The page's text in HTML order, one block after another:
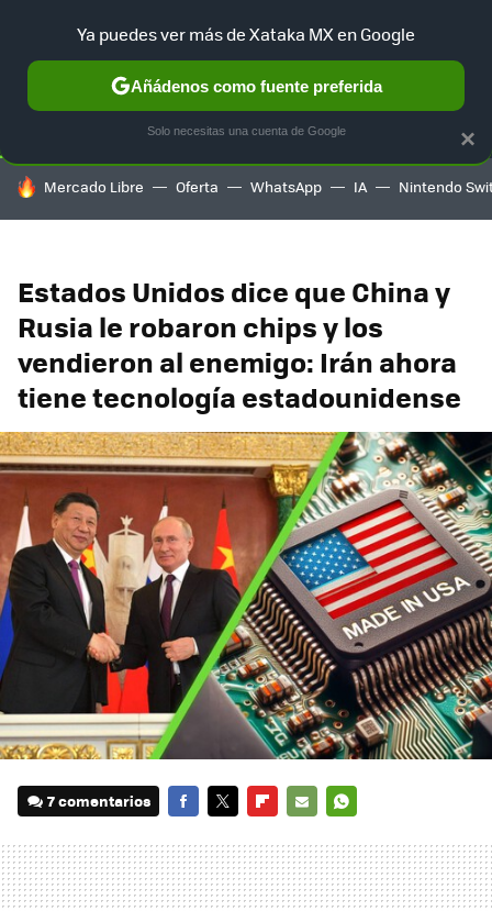
SELECCIÓN GAMING HOME AUTO TERRITORIO
HOY SE HABLA DE
Mercado Libre Oferta WhatsApp IA Nintendo
Estados Unidos dice que China y
Rusia le robaron chips y los
vendieron al enemigo: Irán ahora
tiene tecnología estadounidense
7 comentarios
MAIL
×
Ya puedes ver más de Xataka MX en Google
Añádenos como fuente preferida
Solo necesitas una cuenta de Google